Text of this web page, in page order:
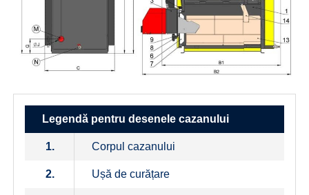
Legendă pentru desenele cazanului
1. Corpul cazanului
2. Ușă de curățare